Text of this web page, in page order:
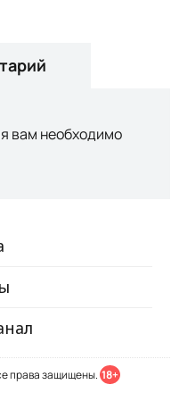
вам необходимо
права защищены. 18+